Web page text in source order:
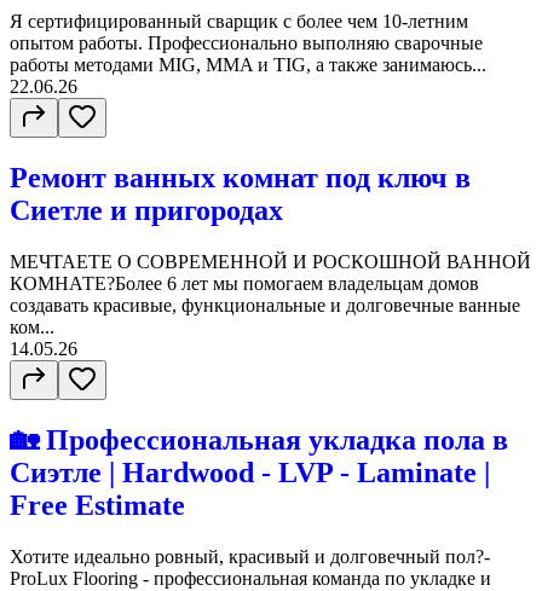
Я сертифицированный сварщик с более чем 10-летним
опытом работы. Профессионально выполняю сварочные
работы методами MIG, MMA и TIG, а также занимаюсь...
22.06.26
Ремонт ванных комнат под ключ в
Сиетле и пригородах
МЕЧТАЕТЕ О СОВРЕМЕННОЙ И РОСКОШНОЙ ВАННОЙ
КОМНАТЕ?Более 6 лет мы помогаем владельцам домов
создавать красивые, функциональные и долговечные ванные
ком...
14.05.26
🏡 Профессиональная укладка пола в
Сиэтле | Hardwood - LVP - Laminate |
Free Estimate
Хотите идеально ровный, красивый и долговечный пол?-
ProLux Flooring - профессиональная команда по укладке и